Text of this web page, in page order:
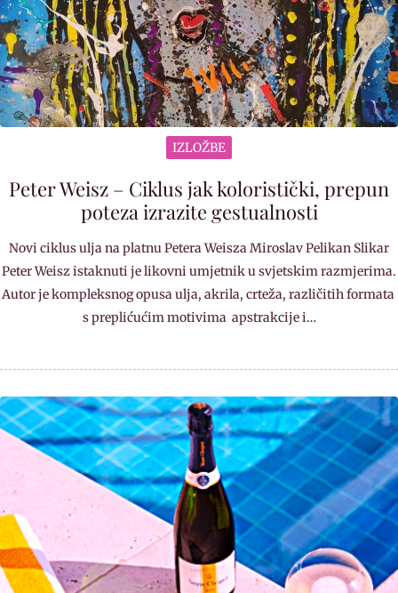
IZLOŽBE
Peter Weisz – Ciklus jak koloristički, prepun
poteza izrazite gestualnosti
Novi ciklus ulja na platnu Petera Weisza Miroslav Pelikan Slikar
Peter Weisz istaknuti je likovni umjetnik u svjetskim razmjerima.
Autor je kompleksnog opusa ulja, akrila, crteža, različitih formata
s preplićućim motivima apstrakcije i…